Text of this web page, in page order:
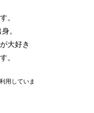
。
。
大好き
。
用していま